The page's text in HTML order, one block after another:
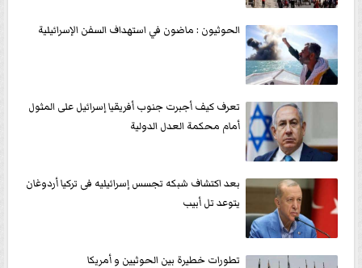
الحوثيون : ماضون في استهداف السفن الإسرائيلية
تعرف كيف أجبرت جنوب أفريقيا إسرائيل على المثول
أمام محكمة العدل الدولية
بعد اكتشاف شبكه تجسس إسرائيليه فى تركيا أردوغان
يتوعد تل أبيب
تطورات خطيرة بين الحوثيين و أمريكا